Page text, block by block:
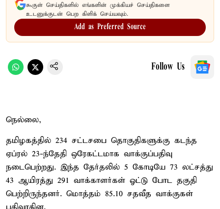
கூகுள் செய்திகளில் எங்களின் முக்கியச் செய்திகளை
உடனுக்குடன் பெற கிளிக் செய்யவும்.
Add as Preferred Source
Follow Us
நெல்லை,
தமிழகத்தில் 234 சட்டசபை தொகுதிகளுக்கு கடந்த
ஏப்ரல் 23-ந்தேதி ஒரேகட்டமாக வாக்குப்பதிவு
நடைபெற்றது. இந்த தேர்தலில் 5 கோடியே 73 லட்சத்து
43 ஆயிரத்து 291 வாக்காளர்கள் ஓட்டு போட தகுதி
பெற்றிருந்தனர். மொத்தம் 85.10 சதவீத வாக்குகள்